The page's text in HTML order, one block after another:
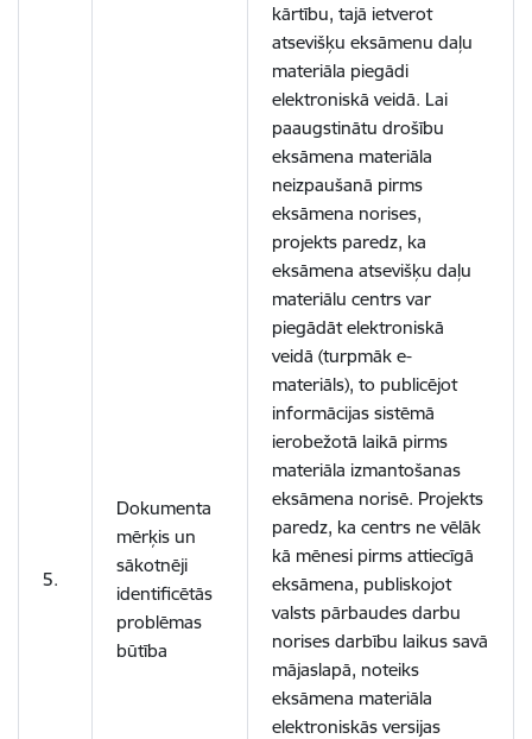
5.
Dokumenta
mērķis un
sākotnēji
identificētās
problēmas
būtība
kārtību, tajā ietverot
atsevišķu eksāmenu daļu
materiāla piegādi
elektroniskā veidā. Lai
paaugstinātu drošību
eksāmena materiāla
neizpaušanā pirms
eksāmena norises,
projekts paredz, ka
eksāmena atsevišķu daļu
materiālu centrs var
piegādāt elektroniskā
veidā (turpmāk e-
materiāls), to publicējot
informācijas sistēmā
ierobežotā laikā pirms
materiāla izmantošanas
eksāmena norisē. Projekts
paredz, ka centrs ne vēlāk
kā mēnesi pirms attiecīgā
eksāmena, publiskojot
valsts pārbaudes darbu
norises darbību laikus savā
mājaslapā, noteiks
eksāmena materiāla
elektroniskās versijas